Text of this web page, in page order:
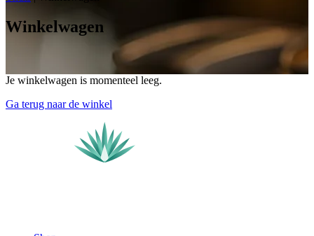
Winkelwagen
Je winkelwagen is momenteel leeg.
Ga terug naar de winkel